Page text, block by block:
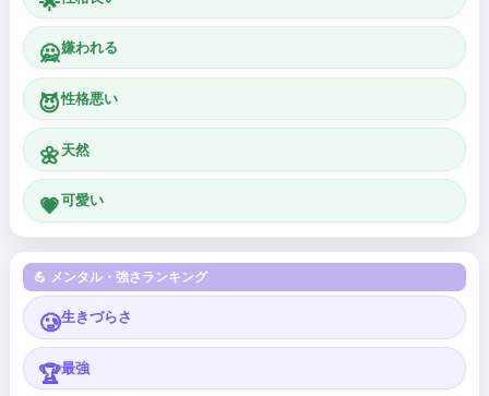
🙅嫌われる
😈性格悪い
🌼 天然
💗可愛い
💪 メンタル・強さランキング
🥲生きづらさ
🏆最強